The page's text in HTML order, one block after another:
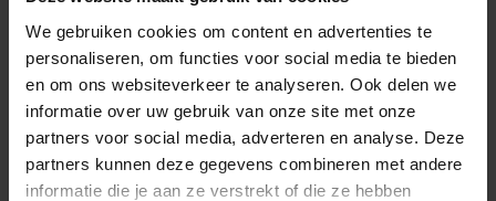
We gebruiken cookies om content en advertenties te
personaliseren, om functies voor social media te bieden
en om ons websiteverkeer te analyseren. Ook delen we
informatie over uw gebruik van onze site met onze
partners voor social media, adverteren en analyse. Deze
partners kunnen deze gegevens combineren met andere
informatie die je aan ze verstrekt of die ze hebben
Een bezorgde jeugdzorgaanbieder stelde ons
deze vraag: "In onze organisatie kunnen alle
medewerkers de dossiers van cliënten inzien,
omdat we samenwerken aan de beste zorg. Maar,
mag dit wel volgens de privacywetgeving (AVG)?"
Lees meer